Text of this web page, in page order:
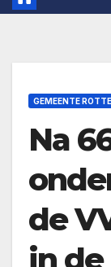
GEMEENTE
Na
de